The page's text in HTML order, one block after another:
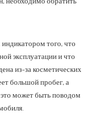
того, что
эксплуатации и что
из-за косметических
большой пробег, а
может быть поводом